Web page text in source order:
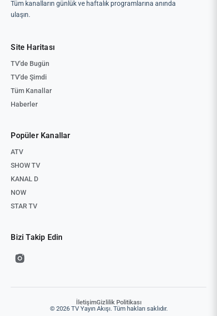
Tüm kanalların günlük ve haftalık programlarına anında
ulaşın.
Site Haritası
TV'de Bugün
TV'de Şimdi
Tüm Kanallar
Haberler
Popüler Kanallar
ATV
SHOW TV
KANAL D
NOW
STAR TV
Bizi Takip Edin
© 2026 TV Yayın Akışı. Tüm hakları saklıdır.
İletişimGizlilik Politikası